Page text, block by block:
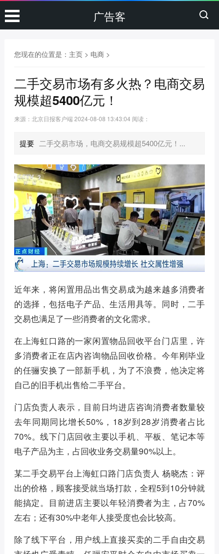
广告客
您现在的位置是： 主页> 电商>
二手交易市场有多火热？电商交易
规模超5400亿元！
来源：北京日报客户端 2024-08-08 13:43:04 阅读：
提要 二手交易市场，电商交易规模超5400亿元！...
近年来，将闲置用品出售交易成为越来越多消费者
的选择，包括电子产品、生活用具等。同时，二手
交易也满足了一些消费者的文化需求。
在上海虹口路的一家闲置物品回收平台门店里，许
多消费者正在店内咨询物品回收价格。今年刚毕业
的任骊安换了一部新手机，为了不浪费，他决定将
自己的旧手机出售给二手平台。
门店负责人表示，目前日均进店咨询消费者数量较
去年同期同比增长50%，18岁到28岁消费者占比
70%。线下门店回收主要以手机、平板、笔记本等
电子产品为主，占回收业务交易量90%以上。
某二手交易平台上海虹口路门店负责人 杨晓杰：评
出的价格，顾客接受就当场打款，全程5到10分钟就
能搞定。目前进店主要以年轻消费者为主，占70%
左右；还有30%中老年人接受度也会比较高。
除了线下平台，用户线上直接买卖的二手自由交易